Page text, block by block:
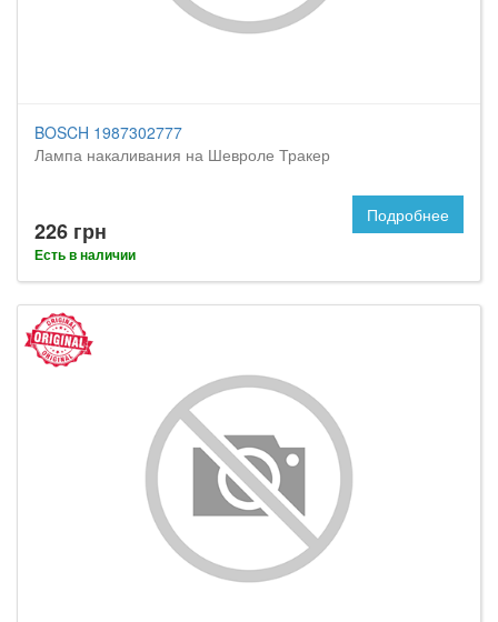
BOSCH 1987302777
Лампа накаливания на Шевроле Тракер
226 грн
Есть в наличии
Подробнее